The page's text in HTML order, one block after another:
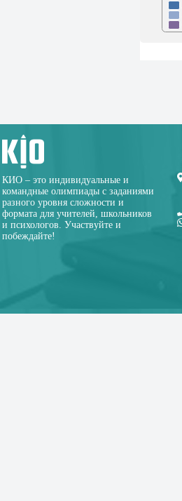
КИО – это индивидуальные и
командные олимпиады с заданиями
разного уровня сложности и
формата для учителей, школьников
и психологов. Участвуйте и
побеждайте!